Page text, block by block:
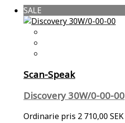
SALE
Scan-Speak
Discovery 30W/0-00-00
Ordinarie pris 2 710,00 SEK